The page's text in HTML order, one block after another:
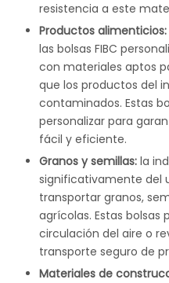
resistencia a este
Productos alimenticios:
las bolsas FIBC
con materiales aptos
que los productos del
contaminados. Estas
personalizar para
fácil y eficiente.
Granos y semillas: la
significativamente del
transportar granos,
agrícolas. Estas bolsas
circulación del aire o
transporte seguro de
Materiales de